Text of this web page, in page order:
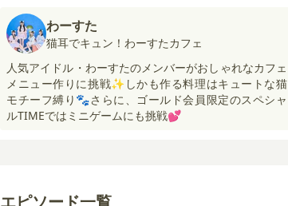
わーすた
猫耳でキュン！わーすたカフェ
人気アイドル・わーすたのメンバーがおしゃれなカフェ
メニュー作りに挑戦✨しかも作る料理はキュートな猫
モチーフ縛り🐾さらに、ゴールド会員限定のスペシャ
ルTIMEではミニゲームにも挑戦💕
エピソード一覧